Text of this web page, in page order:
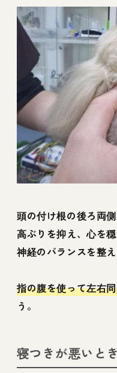
頭の付け根の後ろ両
高ぶりを抑え、心を
神経のバランスを整
指の腹を使って左右
う。
寝つきが悪いと